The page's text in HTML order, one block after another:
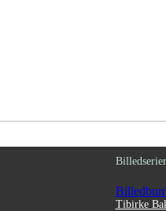
Billedserier
Tibirke